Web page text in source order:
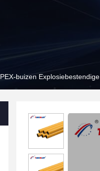
PEX-buizen